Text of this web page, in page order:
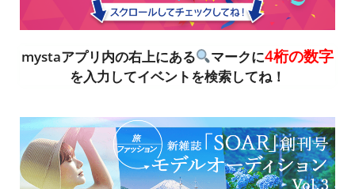
mystaアプリ内の右上にある マークに4桁の数字
を入力してイベントを検索してね！